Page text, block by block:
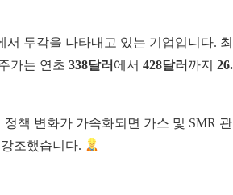
서 두각을 나타내고 있는 기업입니다.
가는 연초 338달러 에서 428달러 까지
책 변화가 가속화되면 가스 및 SMR 관
조했습니다.